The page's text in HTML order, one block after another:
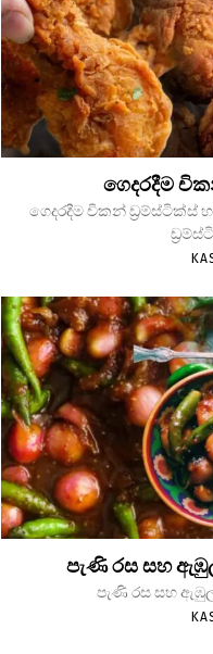
ගෙදරදීම
ගෙදරදීම චිකන් ඩ්‍රම්ස්ටික්ස්
පැණි රස සහ
පැණි රස සහ